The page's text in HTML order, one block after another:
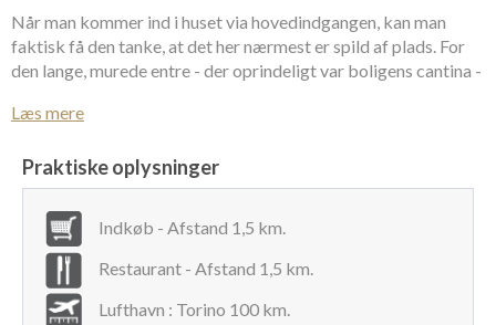
Når man kommer ind i huset via hovedindgangen, kan man
faktisk få den tanke, at det her nærmest er spild af plads. For
den lange, murede entre - der oprindeligt var boligens cantina -
vinkasser kufferter og meget andet, er et meget godt billede
Nyt, moderne og lækkert
Videre inde i huset er boligen indrettet med stort, moderne og
fuldt udstyret køkken - inkl. vinkøleskab. Her oplever man
både det klassisk charmerende i byggestilen og de moderne
bekvemmeligheder, man har fyldt ind i huset. Ved kogeøen er
der barstole, så konversationen kan holdes i gang med både et
Læs mere
Praktiske oplysninger
Indkøb - Afstand 1,5 km.
Restaurant - Afstand 1,5 km.
Lufthavn : Torino 100 km.